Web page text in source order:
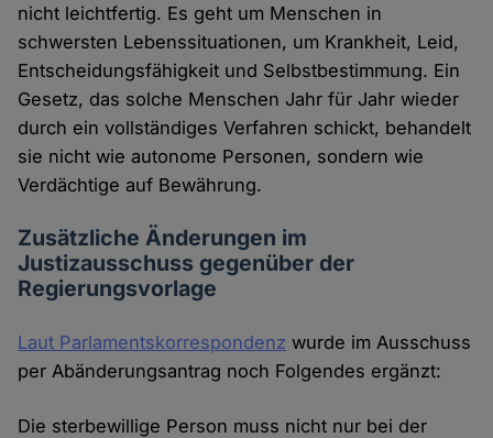
nicht leichtfertig. Es geht um Menschen in
schwersten Lebenssituationen, um Krankheit, Leid,
Entscheidungsfähigkeit und Selbstbestimmung. Ein
Gesetz, das solche Menschen Jahr für Jahr wieder
durch ein vollständiges Verfahren schickt, behandelt
sie nicht wie autonome Personen, sondern wie
Verdächtige auf Bewährung.
Zusätzliche Änderungen im
Justizausschuss gegenüber der
Regierungsvorlage
Laut Parlamentskorrespondenz wurde im Ausschuss
per Abänderungsantrag noch Folgendes ergänzt:
Die sterbewillige Person muss nicht nur bei der